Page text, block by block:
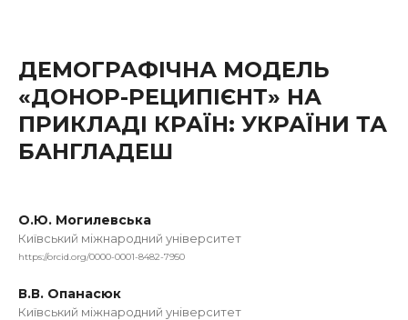
ДЕМОГРАФІЧНА МОДЕЛЬ
«ДОНОР-РЕЦИПІЄНТ» НА
ПРИКЛАДІ КРАЇН: УКРАЇНИ ТА
БАНГЛАДЕШ
О.Ю. Могилевська
Київський міжнародний університет
https://orcid.org/0000-0001-8482-7950
В.В. Опанасюк
Київський міжнародний університет